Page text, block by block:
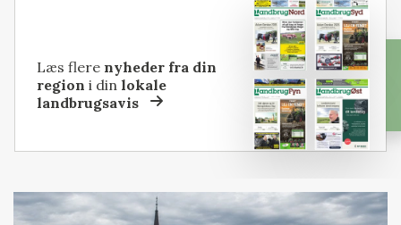
Læs flere nyheder fra din
region i dinlokale
landbrugsavis